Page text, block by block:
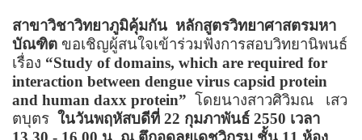
สาขาวิชาวิทยาภูมิคุ้มกัน หลักสูตรวิทยาศาสตรมหา
บัณฑิต ขอเชิญผู้สนใจเข้าร่วมฟังการสอบวิทยานิพนธ์
เรื่อง “Study of domains, which are required for
interaction between dengue virus capsid protein
and human daxx protein” โดยนางสาวศิวิมณ
เสว
ตบุตร ในวันพฤหัสบดีที่ 22 กุมภาพันธ์ 2550 เวลา